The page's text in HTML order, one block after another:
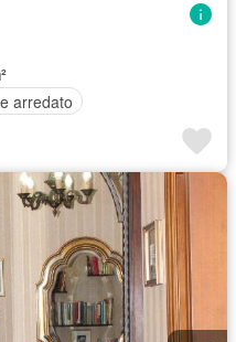
arredato